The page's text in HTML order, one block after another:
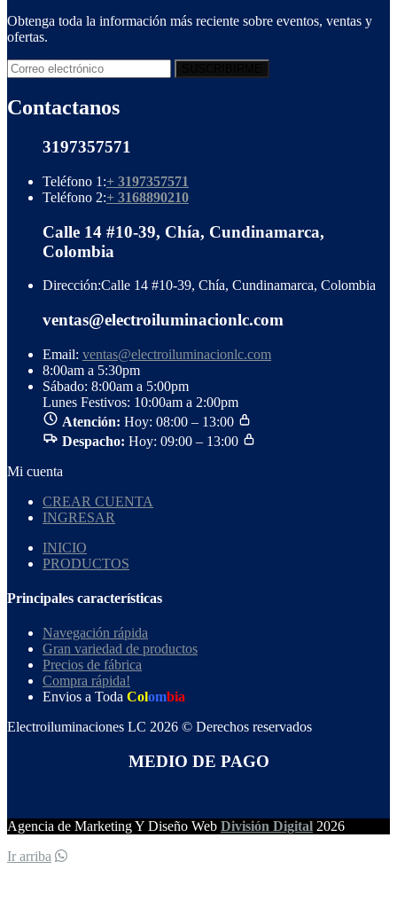
Obtenga toda la información más reciente sobre eventos, ventas y
ofertas.
Contactanos
3197357571
Teléfono 1:+ 3197357571
Teléfono 2:+ 3168890210
Calle 14 #10-39, Chía, Cundinamarca,
Colombia
Dirección:Calle 14 #10-39, Chía, Cundinamarca, Colombia
ventas@electroiluminacionlc.com
Email: ventas@electroiluminacionlc.com
8:00am a 5:30pm
Sábado: 8:00am a 5:00pm
Lunes Festivos: 10:00am a 2:00pm
Atención: Hoy: 08:00 – 13:00
Despacho: Hoy: 09:00 – 13:00
Mi cuenta
CREAR CUENTA
INGRESAR
INICIO
PRODUCTOS
Principales características
Navegación rápida
Gran variedad de productos
Precios de fábrica
Compra rápida!
Envios a Toda Colombia
Electroiluminaciones LC 2026 © Derechos reservados
MEDIO DE PAGO
Agencia de Marketing Y Diseño Web División Digital 2026
Ir arriba